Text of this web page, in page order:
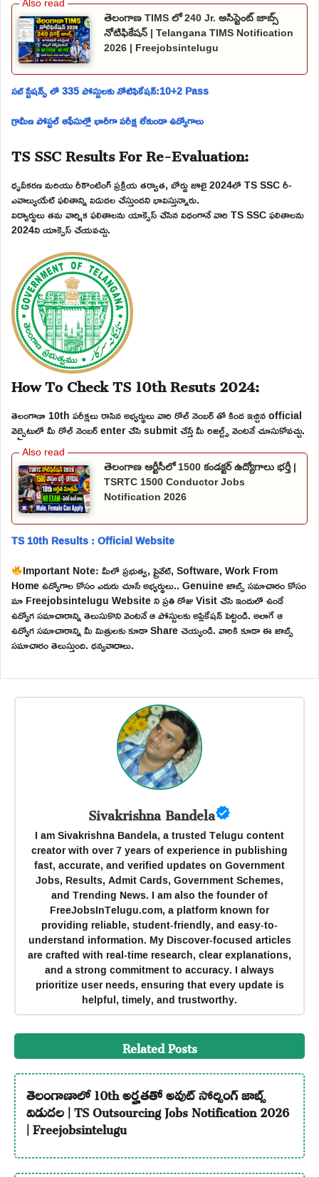
తెలంగాణ TIMS లో 240 Jr. అసిస్టెంట్ జాబ్స్
నోటిఫికేషన్ | Telangana TIMS Notification
2026 | Freejobsintelugu
సబ్ స్టేషన్స్ లో 335 పోస్టులకు నోటిఫికేషన్:10+2 Pass
గ్రామీణ పోస్టల్ ఆఫీసుల్లో భారీగా పరీక్ష లేకుండా ఉద్యోగాలు
TS SSC Results For Re-Evaluation:
ధృవీకరణ మరియు రీకౌంటింగ్ ప్రక్రియ తర్వాత, బోర్డు జూలై 2024లో TS SSC రీ-
ఎవాల్యుయేట్ ఫలితాన్ని విడుదల చేస్తుందని భావిస్తున్నారు.
విద్యార్థులు తమ వార్షిక ఫలితాలను యాక్సెస్ చేసిన విధంగానే వారి TS SSC ఫలితాలను
2024ని యాక్సెస్ చేయవచ్చు.
How To Check TS 10th Resuts 2024:
తెలంగాణా 10th పరీక్షలు రాసిన అభ్యర్థులు వారి రోల్ నెంబర్ తో కింద ఇచ్చిన official
వెబ్సైటులో మీ రోల్ నెంబర్ enter చేసి submit చేస్తే మీ రిజల్ట్స్ వెంటనే చూసుకోవచ్చు.
తెలంగాణ ఆర్టీసీలో 1500 కండక్టర్ ఉద్యోగాలు భర్తీ |
TSRTC 1500 Conductor Jobs
Notification 2026
TS 10th Results : Official Website
Important Note: మీలో ప్రభుత్వ, ప్రైవేట్, Software, Work From
Home ఉద్యోగాల కోసం ఎదురు చూసే అభ్యర్థులు.. Genuine జాబ్స్ సమాచారం కోసం
మా Freejobsintelugu Website ని ప్రతి రోజు Visit చేసి ఇందులో ఉండే
ఉద్యోగ సమాచారాన్ని తెలుసుకొని వెంటనే ఆ పోస్టులకు అప్లికేషన్ పెట్టండి. అలాగే ఆ
ఉద్యోగ సమాచారాన్ని మీ మిత్రులకు కూడా Share చెయ్యండి. వారికి కూడా ఈ జాబ్స్
సమాచారం తెలుస్తుంది. ధన్యవాదాలు.
Sivakrishna Bandela
I am Sivakrishna Bandela, a trusted Telugu content
creator with over 7 years of experience in publishing
fast, accurate, and verified updates on Government
Jobs, Results, Admit Cards, Government Schemes,
and Trending News. I am also the founder of
FreeJobsInTelugu.com, a platform known for
providing reliable, student-friendly, and easy-to-
understand information. My Discover-focused articles
are crafted with real-time research, clear explanations,
and a strong commitment to accuracy. I always
prioritize user needs, ensuring that every update is
helpful, timely, and trustworthy.
Related Posts
తెలంగాణాలో 10th అర్హతతో అవుట్ సోర్సింగ్ జాబ్స్
విడుదల | TS Outsourcing Jobs Notification 2026
| Freejobsintelugu